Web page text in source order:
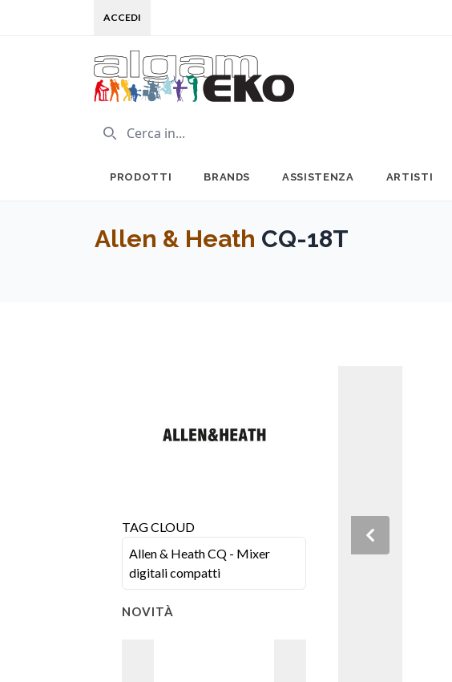
ACCEDI
PRODOTTI BRANDS ASSISTENZA ARTISTI
Allen & Heath CQ-18T
TAG CLOUD
Allen & Heath CQ - Mixer
digitali compatti
NOVITÀ
Previous